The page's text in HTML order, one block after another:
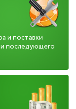
и поставки
и последующего